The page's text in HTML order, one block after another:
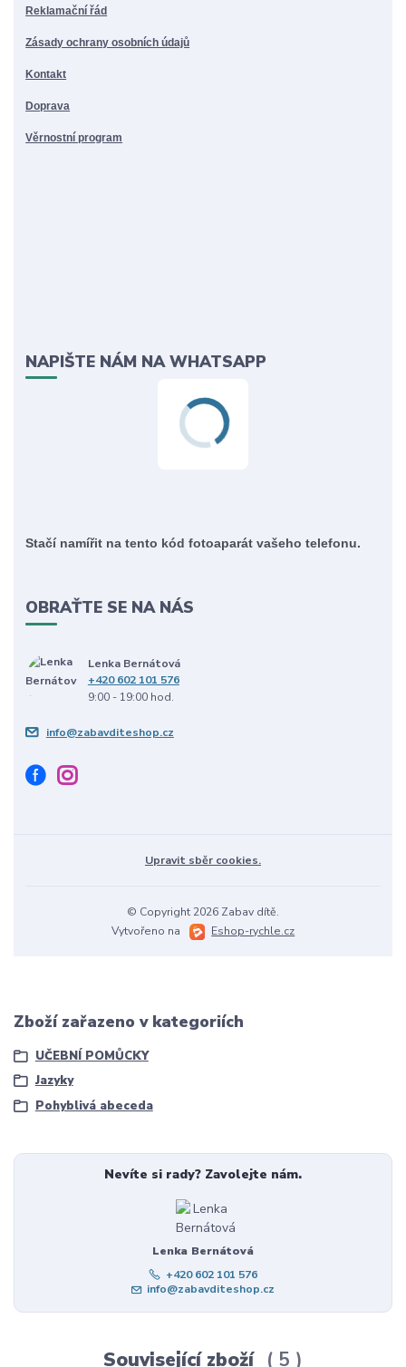
Reklamační řád
Zásady ochrany osobních údajů
Kontakt
Doprava
Věrnostní program
NAPIŠTE NÁM NA WHATSAPP
Stačí namířit na tento kód fotoaparát vašeho telefonu.
OBRAŤTE SE NA NÁS
Lenka Bernátová
+420 602 101 576
9:00 - 19:00 hod.
info@zabavditeshop.cz
Upravit sběr cookies.
© Copyright 2026 Zabav dítě.
Vytvořeno na
Eshop-rychle.cz
Zboží zařazeno v kategoriích
UČEBNÍ POMŮCKY
Jazyky
Pohyblivá abeceda
Nevíte si rady? Zavolejte nám.
Lenka Bernátová
+420 602 101 576
info@zabavditeshop.cz
Související zboží 5